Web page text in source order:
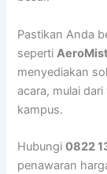
Pastikan Anda
sepertiAeroMist
menyediakan
acara, mulai
kampus.
Hubungi0822
penawaran